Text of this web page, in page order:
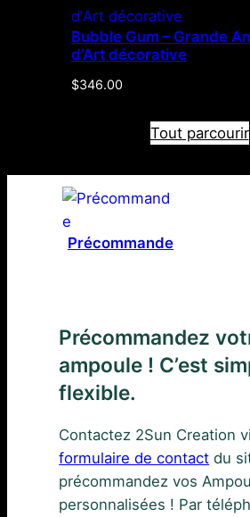
Bubble Gum – Grande
d’Art décorative
$346.00
Tout parcourir
Précommande
Précommandez
ampoule ! C’est
flexible.
Contactez 2Sun Creation
formulaire de contact du
précommandez vos
personnalisées ! Par